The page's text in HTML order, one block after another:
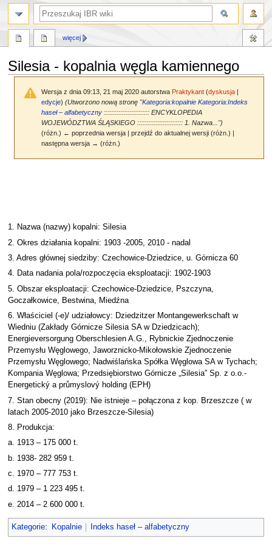
Silesia - kopalnia węgla kamiennego
Wersja z dnia 09:13, 21 maj 2020 autorstwa Praktykant (dyskusja |
edycje) (Utworzono nową stronę "Kategoria:kopalnie Kategoria:Indeks
haseł – alfabetyczny ::::::::::::::::::::::::: ENCYKLOPEDIA
WOJEWÓDZTWA ŚLĄSKIEGO ::::::::::::::::::::::::: 1. Nazwa...")
(różn.) ← poprzednia wersja | przejdź do aktualnej wersji (różn.) |
następna wersja → (różn.)
1. Nazwa (nazwy) kopalni: Silesia
2. Okres działania kopalni: 1903 -2005, 2010 - nadal
3. Adres głównej siedziby: Czechowice-Dziedzice, u. Górnicza 60
4. Data nadania pola/rozpoczęcia eksploatacji: 1902-1903
5. Obszar eksploatacji: Czechowice-Dziedzice, Pszczyna,
Goczałkowice, Bestwina, Miedźna
6. Właściciel (-e)/ udziałowcy: Dziedzitzer Montangewerkschaft w
Wiedniu (Zakłady Górnicze Silesia SA w Dziedzicach);
Energieversorgung Oberschlesien A.G., Rybnickie Zjednoczenie
Przemysłu Węglowego, Jaworznicko-Mikołowskie Zjednoczenie
Przemysłu Węglowego; Nadwiślańska Spółka Węglowa SA w Tychach;
Kompania Węglowa; Przedsiębiorstwo Górnicze „Silesia” Sp. z o.o.-
Energetický a průmyslový holding (EPH)
7. Stan obecny (2019): Nie istnieje – połączona z kop. Brzeszcze ( w
latach 2005-2010 jako Brzeszcze-Silesia)
8. Produkcja:
a. 1913 – 175 000 t.
b. 1938- 282 959 t.
c. 1970 – 777 753 t.
d. 1979 – 1 223 495 t.
e. 2014 – 2 600 000 t.
Kategorie: Kopalnie Indeks haseł – alfabetyczny
więcej
szukaj